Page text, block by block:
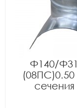
Ф140/
(08ПС)0.50